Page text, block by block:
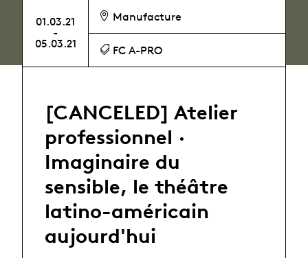
01.03.21
-
05.03.21
Manufacture
FC A-PRO
[CANCELED] Atelier
professionnel ·
Imaginaire du
sensible, le théâtre
latino-américain
aujourd'hui